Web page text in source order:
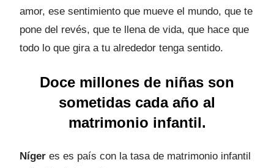
amor, ese sentimiento que mueve el mundo, que te
pone del revés, que te llena de vida, que hace que
todo lo que gira a tu alrededor tenga sentido.
Doce millones de niñas son
sometidas cada año al
matrimonio infantil.
Níger es es país con la tasa de matrimonio infantil